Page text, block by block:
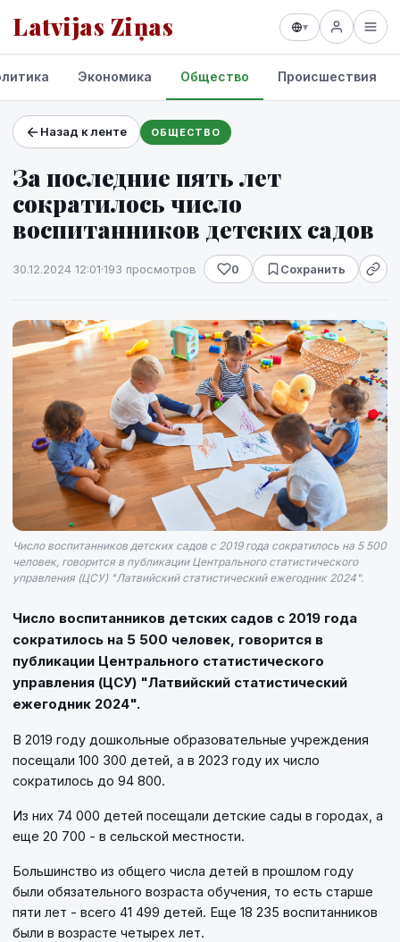
Latvijas Ziņas ▾
Проекты и сервисы
Прогноз погоды
Экономика Общество Происшествия
Назад к ленте ОБЩЕСТВО
За последние пять лет
сократилось число
воспитанников детских садов
30.12.2024 12:01·193 просмотров 0 Сохранить
Число воспитанников детских садов с 2019 года сократилось на 5 500
человек, говорится в публикации Центрального статистического
управления (ЦСУ) "Латвийский статистический ежегодник 2024".
Число воспитанников детских садов с 2019 года
сократилось на 5 500 человек, говорится в
публикации Центрального статистического
управления (ЦСУ) "Латвийский статистический
ежегодник 2024".
В 2019 году дошкольные образовательные учреждения
посещали 100 300 детей, а в 2023 году их число
сократилось до 94 800.
Из них 74 000 детей посещали детские сады в городах, а
еще 20 700 - в сельской местности.
Большинство из общего числа детей в прошлом году
были обязательного возраста обучения, то есть старше
пяти лет - всего 41 499 детей. Еще 18 235 воспитанников
были в возрасте четырех лет.